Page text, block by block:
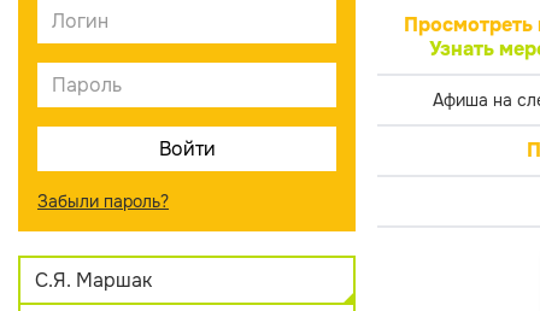
Забыли пароль?
С.Я. Маршак
Просмотреть
Узнать
Афиша на